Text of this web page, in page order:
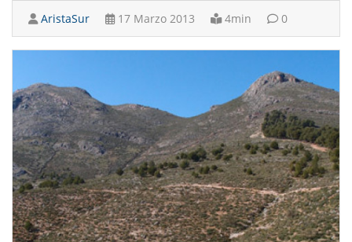
AristaSur 17 Marzo 2013 4min 0